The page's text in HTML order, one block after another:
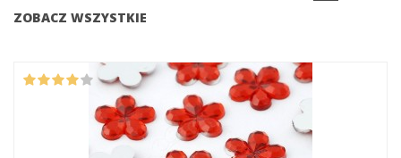
ZOBACZ WSZYSTKIE